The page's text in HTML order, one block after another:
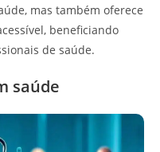
mas também oferece
beneficiando
de saúde.
saúde